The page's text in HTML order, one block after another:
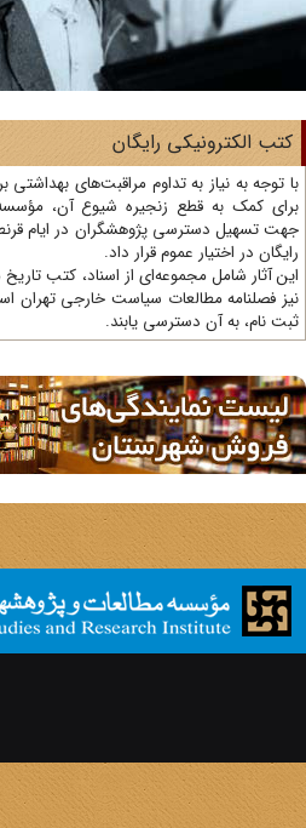
الکترونیکی رایگان
کمک به قطع زنجیره شیوع آن،
تسهیل دسترسی پژوهشگران در ایام
در اختیار عموم قرار داد.
آثار شامل مجموعه‌ای از اسناد، کتب تاریخ
فصلنامه مطالعات سیاست خارجی تهران است
نام، به آن دسترسی یابند.